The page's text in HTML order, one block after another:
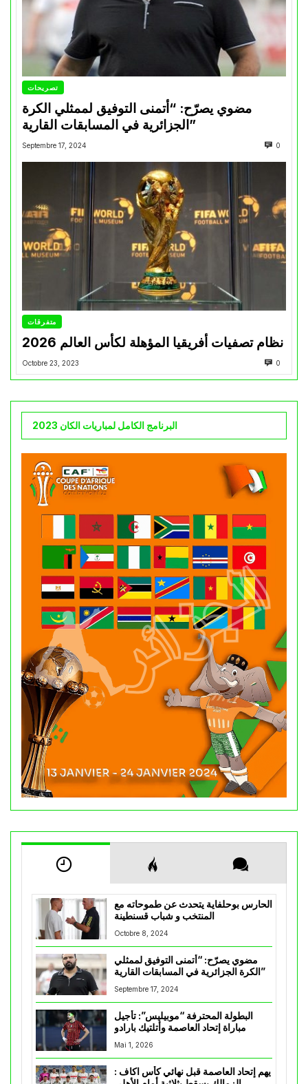
تصريحات
مضوي يصرّح: “أتمنى التوفيق لممثلي الكرة
الجزائرية في المسابقات القارية”
Septembre 17, 2024 0
متفرقات
نظام تصفيات أفريقيا المؤهلة لكأس العالم 2026
Octobre 23, 2023 0
البرنامج الكامل لمباريات الكان 2023
الحارس بوحلفاية يتحدث عن طموحاته مع
المنتخب و شباب قسنطينة
Octobre 8, 2024
مضوي يصرّح: “أتمنى التوفيق لممثلي
الكرة الجزائرية في المسابقات القارية”
Septembre 17, 2024
البطولة المحترفة “موبيليس”: تأجيل
مباراة إتحاد العاصمة وأتلتيك بارادو
Mai 1, 2026
يهم إتحاد العاصمة قبل نهائي كأس اكاف :